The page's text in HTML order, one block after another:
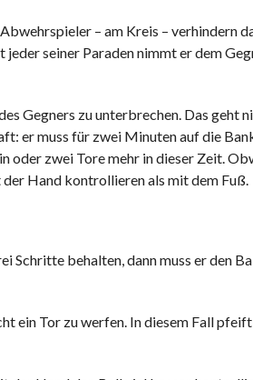
– am Kreis – verhindern
seiner Paraden nimmt er dem
Gegners zu unterbrechen. Das geht
er muss für zwei Minuten auf die
oder zwei Tore mehr in dieser Zeit.
Hand kontrollieren als mit dem Fuß.
Schritte behalten, dann muss er den
ein Tor zu werfen. In diesem Fall